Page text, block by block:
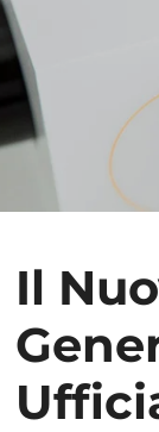
Il